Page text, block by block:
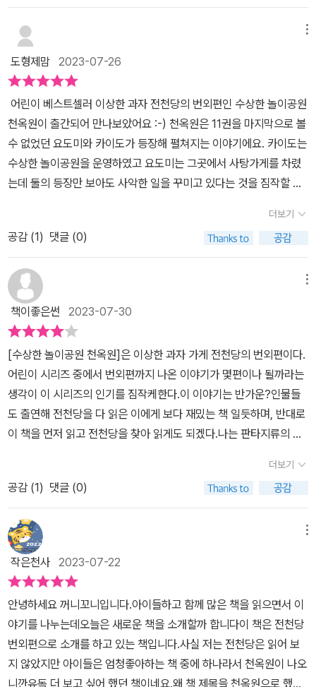
립니다, 헤헤헤! 받아주신다면 지금 당장 <천옥원>으로 데려가 드리
겠습니다.' (13-14p)으악, 방학을 맞이해서 놀이공원에 갈 계획인데
대관람차, 지옥의 롤로코스터, 중독 팝콘, 마령의 점술집, 바이바이 회
전목마, 밤바람 골목 극장... 만약 이 책을 보기 전이었다면 카이도의
초대를 단번에 거절하지 못했을 것 같아요. 조금 무섭긴 해도 놓칠 수
없는 재미가 있으니까요. 전천당을 위협하는 새로운 빌런의 등장, 다
음 이야기가 기대되네요.베니코는 신문을 읽다가 어떤 기사에서 눈길
을 딱 멈추었다.'음, '수수께끼 놀이공원, 그곳의 정체는?OO구 XX마
을에서 지난 10일, 놀이공원 같은 곳이 갑자기 나타났다가 사라졌다
는 목격자들의 제보가 이어졌다.기상 전문가들은 원인을 특졍할 수
없다고 고개를 갸웃거렸다.' ......이런, 아무래도 <천옥원>이 새 단장
에 완전히 그만둔 줄 알았습니다만...... 사람 일이라는 게 좀처럼 기대
대로 되지 않는군요.' (73-74p)
도형제맘 2023-07-26
어린이 베스트셀러 이상한 과자 전천당의 번외편인 수상한 놀이공원
천옥원이 출간되어 만나보았어요 :-) 천옥원은 11권을 마지막으로 볼
수 없었던 요도미와 카이도가 등장해 펼쳐지는 이야기에요. 카이도는
수상한 놀이공원을 운영하였고 요도미는 그곳에서 사탕가게를 차렸
는데 둘의 등장만 보아도 사악한 일을 꾸미고 있다는 것을 짐작할 수
회전목마, 인형 극장 등 다양한 놀이기구가 있었어요. 카이도는 사람
들에게 접근해 천옥원을 경험할 수 있는 체험 티켓을 나눠주었는데
사람들은 몰랐지만 사실 이곳은 섬뜩하고 무시무시한 놀이 기구로 가
득한 곳이었어요. <두근두근 대관람차>는 반드시 2인씩 짝을 이루어
탈 수 있었어요. 함께 탄 사람은 연인이 되는데 상대방은 산 사람이 아
닌 죽은 영혼이었어요. 천옥원의 베스트 놀이기구인 <지옥의 롤러코
스터>는 롤러코스터를 조종하는 피에로에게 식사를 끝없이 주어야
했는데 그 식사는 너무 무섭고 끔찍한 것이었어요. 요도미가 운영하
는 가게에서 파는 <중독 팝콘>은 주변 사람들에게 미움을 받게 되는
마법이 들어있었어요. 이 팝콘은 마음이 못된 사람이 먹으면 심한 중
독에 빠지게 되었는데 이걸 먹은 손님은 어떻게 되었을지 궁금해지더
라구요. 이 외에도 <마령의 점술집>, <바이바이 회전목마>, <밤바람
골목 극장>이 나왔어요. 3개의 이야기 중에서는 <바이바이 회전목마
>가 인상적이었는데 내가 싫어하는 사람의 기억이 회전목마가 한 바
바이바이~~ 되는 거였어요. 천옥원의 이야기는 마음을 곱게 써야 한
다는 걸 느끼게 해주는 내용이 많았어요. 나쁜 마음을 가지면 반드시
자신에게 돌아온다는 것을 명심하고 바르고 너그러움 마음을 가지고
행동해야 할 것 같더라구요~ ^^ 전천당 번외편인 천옥원에는 6명의
손님들이 초대되어 이야기가 펼쳐지는데요, 그동안 궁금했던 카이도
와 요도미의 근황도 알 수 있었고 이들이 앞으로 전천당 이야기에서
어떻게 등장하게 될지 궁금하게 만들기도 했어요. 이상한 과자가게
전천당은 만화책을 즐겨읽는 초4 아들이 유일하게 읽는 창작동화에
요. 옴니버스 형식으로 구성되어 있어 잘 읽히고 기발한 과자들이 새
더보기
공감 (1) 댓글 (0)
책이좋은썬 2023-07-30
[수상한 놀이공원 천옥원]은 이상한 과자 가게 전천당의 번외편이다.
어린이 시리즈 중에서 번외편까지 나온 이야기가 몇편이나 될까라는
생각이 이 시리즈의 인기를 짐작케한다.이 이야기는 반가운?인물들
도 출연해 전천당을 다 읽은 이에게 보다 재밌는 책 일듯하며, 반대로
이 책을 먼저 읽고 전천당을 찾아 읽게도 되겠다.나는 판타지류의 책
흥미로울 소재를 사용하기는 했지만 우리나라의 정서와 살짝 다르기
도 하다. 하지만 어느정도 공감할 수 있는 부분과 이야기의 흡인력도
있다.책 표지의 인물부터 심상찮은 분위기를 풍기며 책속으로 안내하
고 있다. p13-14'자아, 받으세요. <천옥원> 체험 티켓입니다. 이 한
장으로 <천옥원>에 있는 놀이 기구나 기념품 가운데 한 가지를 고를
수 있습죠. 딱 하나라니, 쩨쩨하다고요? 아니, 아닙죠. 하나라도 충분
히 만족하실 겁니다. 제가 보장해 드립니다, 헤헤헤! 받아주신다면 지
금 당장 <천옥원>으로 데려가 드리겠습니다.' 티켓을 받았다. 6개의
코스가 있다 어디부터 가고 싶은가?굳이 순서대로 타지 않아도 좋다.
두근두근 대관람차, 지옥의 롤러코스터, 중독 팝콘, 마령의 점술집, 바
더보기
공감 (1) 댓글 (0)
작은천사 2023-07-22
안녕하세요 꺼니꼬니입니다.아이들하고 함께 많은 책을 읽으면서 이
야기를 나누는데오늘은 새로운 책을 소개할까 합니다​이 책은 전천당
번외편으로 소개를 하고 있는 책입니다.사실 저는 전천당은 읽어 보
지 않았지만 아이들은 엄청좋아하는 책 중에 하나라서 천옥원이 나오
니깐유독 더 보고 싶어 했던 책이네요.왜 책 제목을 천옥원으로 했을